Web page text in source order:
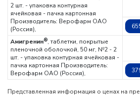
2 шт. - упаковка контурная
ячейковая - пачка картонная
Производитель: Верофарм ОАО
(Россия),
Амигренин®, таблетки, покрытые
пленочной оболочкой, 50 мг, №2 - 2
шт. - упаковка контурная ячейковая -
пачка картонная Производитель:
Верофарм ОАО (Россия),
Представленная информация о ценах на